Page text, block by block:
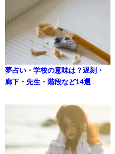
夢占い・学校の意味は？遅刻・
廊下・先生・階段など14選